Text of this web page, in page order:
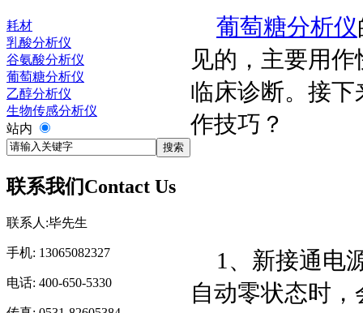
耗材
乳酸分析仪
谷氨酸分析仪
葡萄糖分析仪
乙醇分析仪
生物传感分析仪
站内
联系我们Contact Us
联系人:毕先生
手机: 13065082327
电话: 400-650-5330
葡萄糖分析仪
见的，主要用
临床诊断。接
作技巧？
1、新接通电
自动零状态时